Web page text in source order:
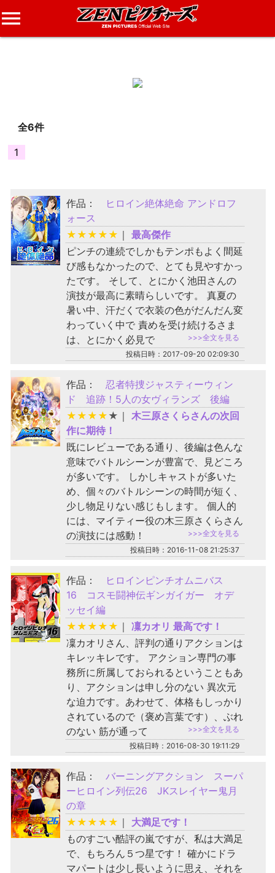
全6件
1
作品：
ヒロイン絶体絶命 アンドロフ
ォース
★ ★ ★ ★ ★ ｜ 最高傑作
ピンチの連続でしかもテンポもよく間延
び感もなかったので、とても見やすかっ
たです。 そして、とにかく池田さんの
演技が最高に素晴らしいです。 真夏の
暑い中、汗だくで衣装の色がだんだん変
わっていく中で 責めを受け続けるさま
は、とにかく必見で
>>>全文を見る
投稿日時：2017-09-20 02:09:30
作品： 忍者特捜ジャスティーウィン
ド 追跡！5人の女ヴィランズ 後編
★ ★ ★ ★ ★ ｜ 木三原さくらさんの次回
作に期待！
既にレビューである通り、後編は色んな
意味でバトルシーンが豊富で、見どころ
が多いです。 しかしキャストが多いた
め、個々のバトルシーンの時間が短く、
少し物足りない感じもします。 個人的
には、マイティー役の木三原さくらさん
の演技には感動！
>>>全文を見る
投稿日時：2016-11-08 21:25:37
作品：
ヒロインピンチオムニバス
16 コスモ闘神伝ギンガイガー オデ
ッセイ編
★ ★ ★ ★ ★ ｜ 凜カオリ 最高です！
凜カオリさん、評判の通りアクションは
キレッキレです。 アクション専門の事
務所に所属しておられるということもあ
り、アクションは申し分のない 異次元
な迫力です。あわせて、体格もしっかり
されているので（褒め言葉です）、ぶれ
のない 筋が通って
>>>全文を見る
投稿日時：2016-08-30 19:11:29
作品： バーニングアクション スーパ
ーヒロイン列伝26 JKスレイヤー鬼月
の章
★ ★ ★ ★ ★ ｜ 大満足です！
ものすごい酷評の嵐ですが、私は大満足
で、もちろん５つ星です！ 確かにドラ
マパートは少し長いように思え、それを